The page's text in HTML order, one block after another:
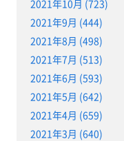
2021年10月 (723)
2021年9月 (444)
2021年8月 (498)
2021年7月 (513)
2021年6月 (593)
2021年5月 (642)
2021年4月 (659)
2021年3月 (640)